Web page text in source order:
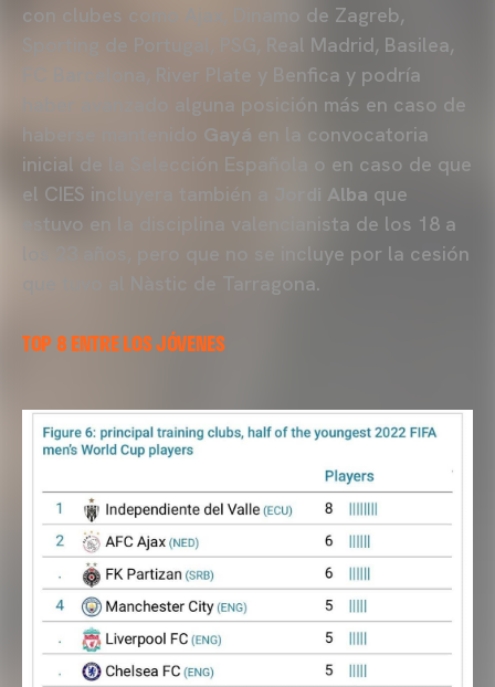
con clubes como Ajax, Dinamo de Zagreb,
Sporting de Portugal, PSG, Real Madrid, Basilea,
FC Barcelona, River Plate y Benfica y podría
haber avanzado alguna posición más en caso de
haberse mantenido Gayá en la convocatoria
inicial de la Selección Española o en caso de que
el CIES incluyera también a
Jordi Alba que
estuvo en la disciplina valencianista de los 18 a
los 23 años, pero que no se incluye por la cesión
que tuvo al Nàstic de Tarragona.
TOP 8 ENTRE LOS JÓVENES